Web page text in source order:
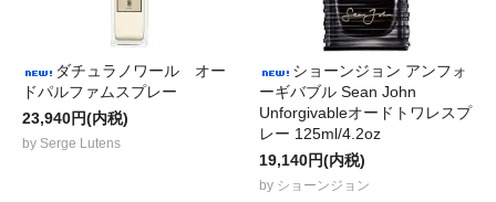
ダチュラノワール オー
ドパルファムスプレー
23,940円(内税)
by Serge Lutens
ショーンジョン アンフォ
ーギバブル Sean John
Unforgivableオードトワレスプ
レー 125ml/4.2oz
19,140円(内税)
by ショーンジョン